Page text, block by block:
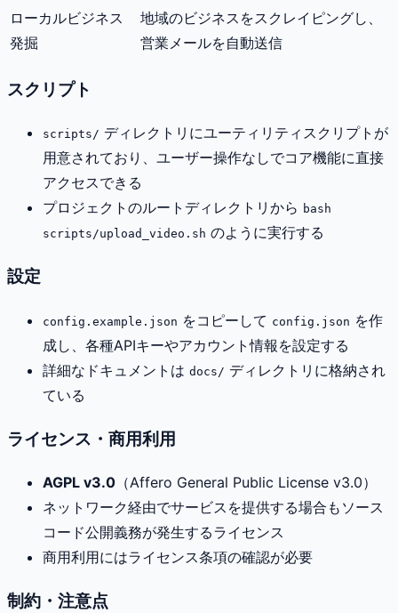
ローカルビジネス
発掘
地域のビジネスをスクレイピングし、
営業メールを自動送信
スクリプト
scripts/ ディレクトリにユーティリティスクリプトが
用意されており、ユーザー操作なしでコア機能に直接
アクセスできる
プロジェクトのルートディレクトリから bash
scripts/upload_video.sh のように実行する
設定
config.example.json をコピーして config.json を作
成し、各種APIキーやアカウント情報を設定する
詳細なドキュメントは docs/ ディレクトリに格納され
ている
ライセンス・商用利用
AGPL v3.0 （Affero General Public License v3.0）
ネットワーク経由でサービスを提供する場合もソース
コード公開義務が発生するライセンス
商用利用にはライセンス条項の確認が必要
制約・注意点